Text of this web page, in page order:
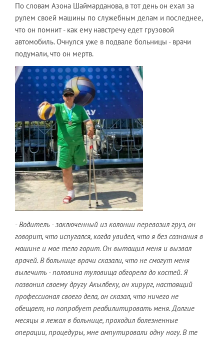
По словам Азона Шаймарданова, в тот день он ехал за
рулем своей машины по служебным делам и последнее,
что он помнит - как ему навстречу едет грузовой
автомобиль. Очнулся уже в подвале больницы - врачи
подумали, что он мертв.
- Водитель - заключенный из колонии перевозил груз, он
говорит, что испугался, когда увидел, что я без сознания в
машине и мое тело горит. Он вытащил меня и вызвал
врачей. В больнице врачи сказали, что не смогут меня
вылечить - половина туловища обгорела до костей. Я
позвонил своему другу Акылбеку, он хирург, настоящий
профессионал своего дела, он сказал, что ничего не
обещает, но попробует реабилитировать меня. Долгие
месяцы я лежал в больнице, проходил болезненные
операции, процедуры, мне ампутировали одну ногу. В те